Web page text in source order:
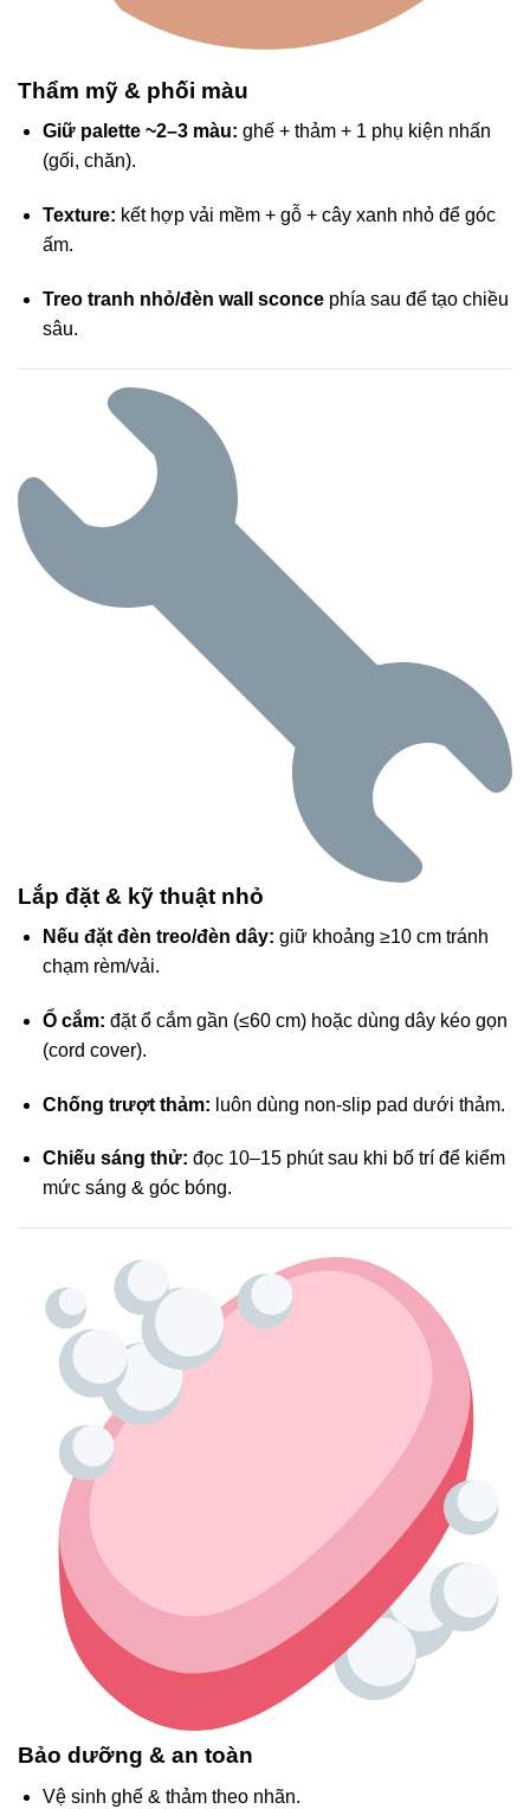
Thẩm mỹ & phối màu
Giữ palette ~2–3 màu: ghế + thảm + 1 phụ kiện nhấn
(gối, chăn).
Texture: kết hợp vải mềm + gỗ + cây xanh nhỏ để góc
ấm.
Treo tranh nhỏ/đèn wall sconcephía sau để tạo chiều
sâu.
Lắp đặt & kỹ thuật nhỏ
Nếu đặt đèn treo/đèn dây: giữ khoảng ≥10 cm tránh
chạm rèm/vải.
Ổ cắm: đặt ổ cắm gần (≤60 cm) hoặc dùng dây kéo gọn
(cord cover).
Chống trượt thảm: luôn dùng non-slip pad dưới thảm.
Chiếu sáng thử: đọc 10–15 phút sau khi bố trí để kiểm
mức sáng & góc bóng.
Bảo dưỡng & an toàn
Vệ sinh ghế & thảm theo nhãn.